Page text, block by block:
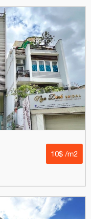
10$ /m2